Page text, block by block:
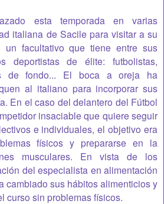
esta temporada en varias
italiana de Sacile para visitar a su
un facultativo que tiene entre sus
deportistas de élite: futbolistas,
de fondo... El boca a oreja ha
al italiano para incorporar sus
En el caso del delantero del Fútbol
insaciable que quiere seguir
e individuales, el objetivo era
físicos y prepararse en la
musculares. En vista de los
del especialista en alimentación
cambiado sus hábitos alimenticios y
curso sin problemas físicos.